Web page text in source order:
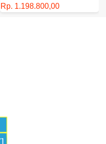
SUSPENSI BELAKANG -
SHOCKBREAKER BELAKANG
Rp. 1.198.800,00